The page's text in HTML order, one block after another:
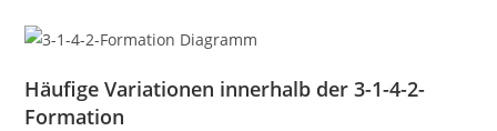
Häufige Variationen innerhalb der 3-1-4-2-
Formation